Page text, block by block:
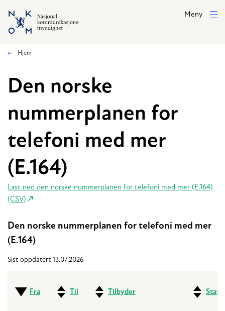
Hopp til hovedinnhold
Meny
Hjem
Den norske
nummerplanen for
telefoni med mer
(E.164)
Last ned den norske nummerplanen for telefoni med mer (E.164)
(CSV)
Den norske nummerplanen for telefoni med mer
(E.164)
Sist oppdatert 13.07.2026
Fra Til Tilbyder